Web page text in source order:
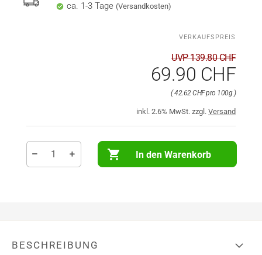
ca. 1-3 Tage (Versandkosten)
UVP 139.80 CHF
69.90 CHF
42.62 CHF pro 100g
inkl. 2.6% MwSt. zzgl. Versand
In den Warenkorb
BESCHREIBUNG